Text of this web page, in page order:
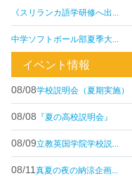
《スリランカ語学研修へ出...
中学ソフトボール部夏季大...
イベント情報
08/08学校説明会（夏期実施）
08/08 『夏の高校説明会』
08/09立教英国学院学校説...
08/11 真夏の夜の納涼企画...